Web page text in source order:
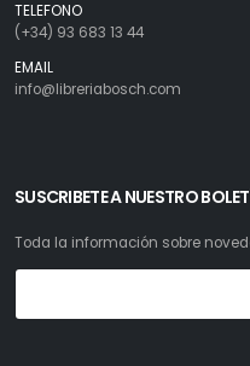
TELEFONO
(+34) 93 683 13 44
EMAIL
info@libreriabosch.com
SUSCRIBETE A NUESTRO
Toda la información sobre